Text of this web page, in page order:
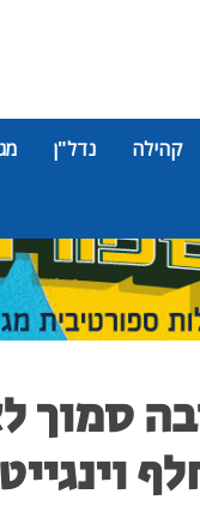
קהילה נדל"ן
סמוך
וינגייט